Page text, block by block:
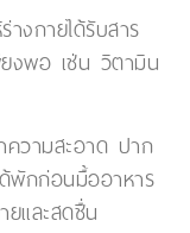
างกายได้รับสาร
งพอ เช่น วิตามิน
วามสะอาด ปาก
พักก่อนมื้ออาหาร
และสดชื่น